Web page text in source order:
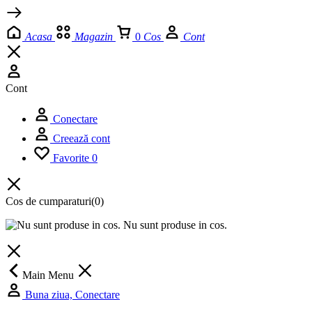
Acasa Magazin 0 Cos Cont
Cont
Conectare
Creează cont
Favorite 0
Cos de cumparaturi(0)
Nu sunt produse in cos.
Main Menu
Buna ziua, Conectare